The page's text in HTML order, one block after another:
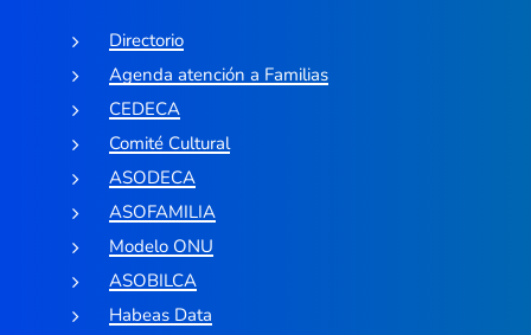
Directorio
Agenda atención a Familias
CEDECA
Comité Cultural
ASODECA
ASOFAMILIA
Modelo ONU
ASOBILCA
Habeas Data